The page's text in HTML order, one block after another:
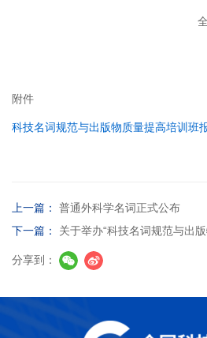
附件
科技名词规范与出版物质量提高培训班
上一篇：
普通外科学名词正式公布
下一篇：
关于举办“科技名词规范与出
分享到：